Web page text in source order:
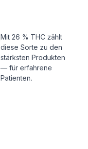
Mit 26 % THC zählt
diese Sorte zu den
stärksten Produkten
— für erfahrene
Patienten.